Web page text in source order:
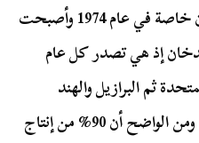
فقد ازداد الإنتاج العالمي للدخان خاصة في عام 1974 وأصبحت
إذ هي تصدر كل عام
ثم البرازيل والهند
سابقًا وتركيا. ومن الواضح أن 90% من إنتاج